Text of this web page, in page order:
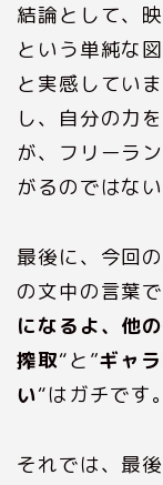
結論として、
という単純な
と実感してい
し、自分の力
が、フリーラ
がるのではな
最後に、今回の
の文中の言葉
になるよ、他
搾取“と”ギャ
い“はガチです。
それでは、最